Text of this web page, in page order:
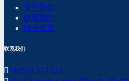
关于我们
联系我们
就业信息
联系我们
+84 921 117 118